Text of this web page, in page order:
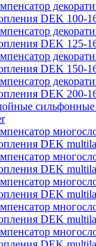
DEK 100-
DEK 125-
DEK 150-
DEK 200-
DEK
DEK
DEK
DEK